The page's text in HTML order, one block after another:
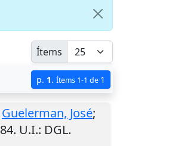
Ítems
p. 1. Ítems 1-1 de 1
Guelerman, José;
. U.I.: DGL.